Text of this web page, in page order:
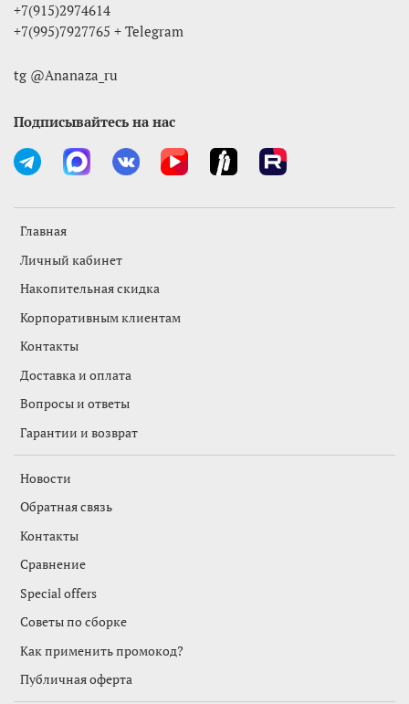
Главная
Личный кабинет
Накопительная скидка
Корпоративным клиентам
Контакты
Доставка и оплата
Вопросы и ответы
Гарантии и возврат
Новости
Обратная связь
Контакты
Сравнение
Special offers
Советы по сборке
Как применить промокод?
Публичная оферта
+7(915)2974614
+7(995)7927765 + Telegram
tg @Ananaza_ru
Подписывайтесь на нас